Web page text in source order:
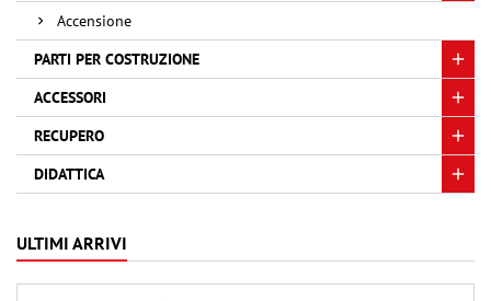
Accensione
PARTI PER COSTRUZIONE
ACCESSORI
RECUPERO
DIDATTICA
ULTIMI ARRIVI